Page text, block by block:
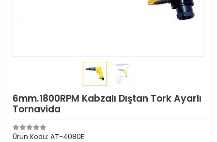
6mm.1800RPM Kabzalı Dıştan Tork Ayarlı
Tornavida
Ürün Kodu: AT-4080E